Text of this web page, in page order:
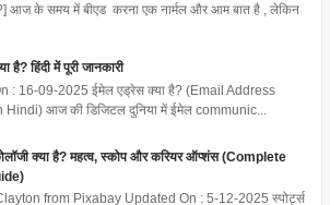
आज के समय में बीएड करना एक नार्मल और आम बात है , लेकिन
है? हिंदी में पूरी जानकारी
: 16-09-2025 ईमेल एड्रेस क्या है? (Email Address
आज की डिजिटल दुनिया में ईमेल communic...
क्या है? महत्व, स्कोप और करियर ऑप्शंस (Complete
from Pixabay Updated On : 5-12-2025 स्पोर्ट्स